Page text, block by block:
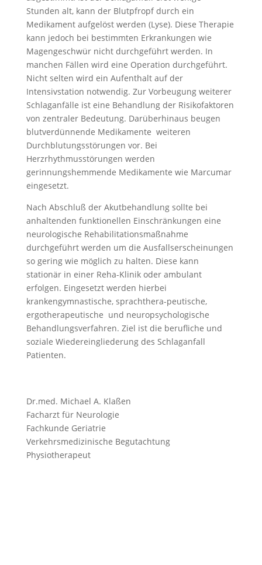
Stunden alt, kann der Blutpfropf durch ein
Medikament aufgelöst werden (Lyse). Diese Therapie
kann jedoch bei bestimmten Erkrankungen wie
Magengeschwür nicht durchgeführt werden. In
manchen Fällen wird eine Operation durchgeführt.
Nicht selten wird ein Aufenthalt auf der
Intensivstation notwendig. Zur Vorbeugung weiterer
Schlaganfälle ist eine Behandlung der Risikofaktoren
von zentraler Bedeutung. Darüberhinaus beugen
blutverdünnende Medikamente weiteren
Durchblutungsstörungen vor. Bei
Herzrhythmusstörungen werden
gerinnungshemmende Medikamente wie Marcumar
eingesetzt.
Nach Abschluß der Akutbehandlung sollte bei
anhaltenden funktionellen Einschränkungen eine
neurologische Rehabilitationsmaßnahme
durchgeführt werden um die Ausfallserscheinungen
so gering wie möglich zu halten. Diese kann
stationär in einer Reha-Klinik oder ambulant
erfolgen. Eingesetzt werden hierbei
krankengymnastische, sprachthera-peutische,
ergotherapeutische und neuropsychologische
Behandlungsverfahren. Ziel ist die berufliche und
soziale Wiedereingliederung des Schlaganfall
Patienten.
Dr.med. Michael A. Klaßen
Facharzt für Neurologie
Fachkunde Geriatrie
Verkehrsmedizinische Begutachtung
Physiotherapeut